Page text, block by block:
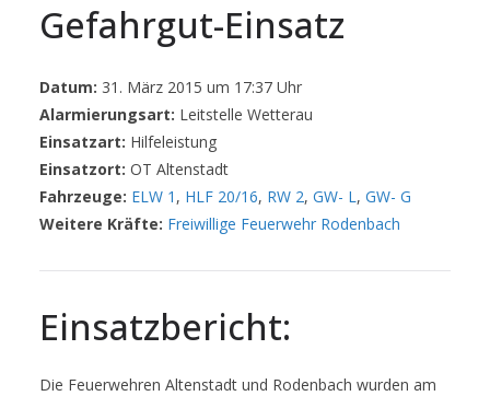
Gefahrgut-Einsatz
Datum: 31. März 2015 um 17:37 Uhr
Alarmierungsart: Leitstelle Wetterau
Einsatzart: Hilfeleistung
Einsatzort: OT Altenstadt
Fahrzeuge: ELW 1 , HLF 20/16, RW 2, GW- L, GW- G
Weitere Kräfte: Freiwillige Feuerwehr Rodenbach
Einsatzbericht:
Die Feuerwehren Altenstadt und Rodenbach wurden am